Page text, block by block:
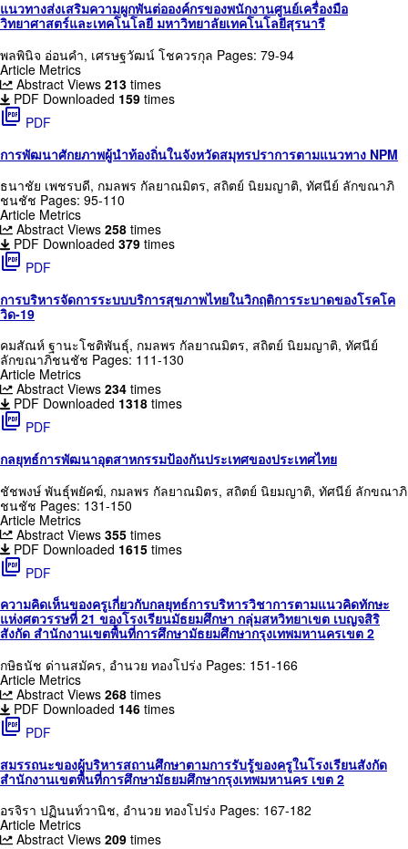
แนวทางส่งเสริมความผูกพันต่อองค์กรของพนักงานศูนย์เครื่องมือ
วิทยาศาสตร์และเทคโนโลยี มหาวิทยาลัยเทคโนโลยีสุรนารี
พลพินิจ อ่อนคำ, เศรษฐวัฒน์ โชควรกุล Pages: 79-94
Article Metrics
Abstract Views 213 times
PDF Downloaded 159times
picture_as_pdf PDF
การพัฒนาศักยภาพผู้นำท้องถิ่นในจังหวัดสมุทรปราการตามแนวทาง NPM
ธนาชัย เพชรบดี, กมลพร กัลยาณมิตร, สถิตย์ นิยมญาติ, ทัศนีย์ ลักขณาภิ
ชนชัช Pages: 95-110
Article Metrics
Abstract Views 258 times
PDF Downloaded 379times
picture_as_pdf PDF
การบริหารจัดการระบบบริการสุขภาพไทยในวิกฤติการระบาดของโรคโค
วิด-19
คมสัณห์ ฐานะโชติพันธุ์, กมลพร กัลยาณมิตร, สถิตย์ นิยมญาติ, ทัศนีย์
ลักขณาภิชนชัช Pages: 111-130
Article Metrics
Abstract Views 234 times
PDF Downloaded 1318times
picture_as_pdf PDF
กลยุทธ์การพัฒนาอุตสาหกรรมป้องกันประเทศของประเทศไทย
ชัชพงษ์ พันธุ์พยัคฆ์, กมลพร กัลยาณมิตร, สถิตย์ นิยมญาติ, ทัศนีย์ ลักขณาภิ
ชนชัช Pages: 131-150
Article Metrics
Abstract Views 355 times
PDF Downloaded 1615times
picture_as_pdf PDF
ความคิดเห็นของครูเกี่ยวกับกลยุทธ์การบริหารวิชาการตามแนวคิดทักษะ
แห่งศตวรรษที่ 21 ของโรงเรียนมัธยมศึกษา กลุ่มสหวิทยาเขต เบญจสิริ
สังกัด สำนักงานเขตพื้นที่การศึกษามัธยมศึกษากรุงเทพมหานครเขต 2
กษิธนัช ด่านสมัคร, อำนวย ทองโปร่ง Pages: 151-166
Article Metrics
Abstract Views 268 times
PDF Downloaded 146times
picture_as_pdf PDF
สมรรถนะของผู้บริหารสถานศึกษาตามการรับรู้ของครูในโรงเรียนสังกัด
สำนักงานเขตพื้นที่การศึกษามัธยมศึกษากรุงเทพมหานคร เขต 2
อรจิรา ปฏินนท์วานิช, อำนวย ทองโปร่ง Pages: 167-182
Article Metrics
Abstract Views 209 times